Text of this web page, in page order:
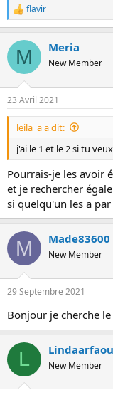
R
e
c
i
s
:
flavir
M Meria
New Member
23 Avril 2021
leila_a a dit:
j'ai le 1 et le 2 si tu veux
Pourrais-je les avoir
et je rechercher
si quelqu'un les a
M Made83600
New Member
29 Septembre 2021
Bonjour je cherche
L New Member